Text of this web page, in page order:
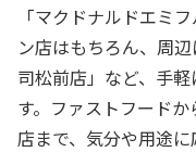
「マクドナルドエミ
ン店はもちろん、周
司松前店」など、手
す。ファストフード
店まで、気分や用途